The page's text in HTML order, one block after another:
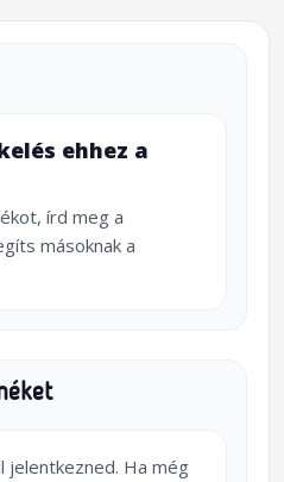
ehhez a
írd meg a
másoknak a
jelentkezned. Ha még